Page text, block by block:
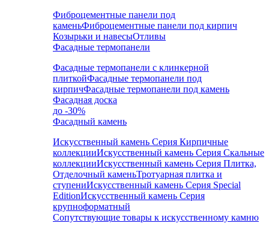
Фиброцементные панели под
каменьФиброцементные панели под кирпич
Козырьки и навесыОтливы
Фасадные термопанели
Фасадные термопанели с клинкерной
плиткойФасадные термопанели под
кирпичФасадные термопанели под камень
Фасадная доска
до -30%
Фасадный камень
Искусственный камень Серия Кирпичные
коллекцииИскусственный камень Серия Скальные
коллекцииИскусственный камень Серия Плитка,
Отделочный каменьТротуарная плитка и
ступениИскусственный камень Серия Special
EditionИскусственный камень Серия
крупноформатный
Сопутствующие товары к искусственному камню